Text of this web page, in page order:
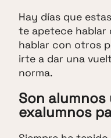
Hay días que
te apetece hablar
hablar con otros
irte a dar una
norma.
Son
exalumnos